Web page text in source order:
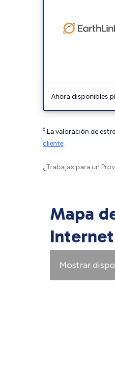
Ahora disponibles
◊ La valoración de
cliente.
¿Trabajas para un
Mapa
Internet
Mostrar